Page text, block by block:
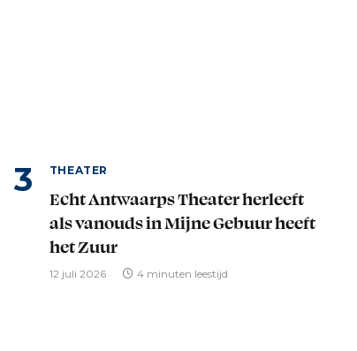
THEATER
Echt Antwaarps Theater herleeft
als vanouds in Mijne Gebuur heeft
het Zuur
12 juli 2026 4 minuten leestijd